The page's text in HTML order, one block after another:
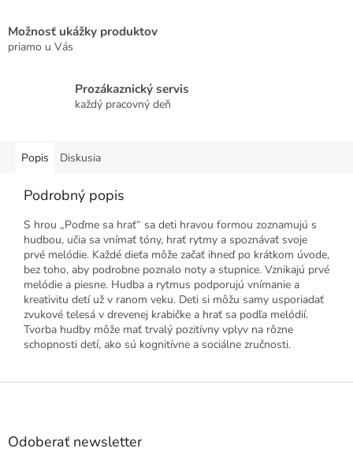
Možnosť ukážky produktov
priamo u Vás
Prozákaznický servis
každý pracovný deň
Popis Diskusia
Podrobný popis
S hrou „Poďme sa hrať“ sa deti hravou formou zoznamujú s
hudbou, učia sa vnímať tóny, hrať rytmy a spoznávať svoje
prvé melódie. Každé dieťa môže začať ihneď po krátkom úvode,
bez toho, aby podrobne poznalo noty a stupnice. Vznikajú prvé
melódie a piesne. Hudba a rytmus podporujú vnímanie a
kreativitu detí už v ranom veku. Deti si môžu samy usporiadať
zvukové telesá v drevenej krabičke a hrať sa podľa melódií.
Tvorba hudby môže mať trvalý pozitívny vplyv na rôzne
schopnosti detí, ako sú kognitívne a sociálne zručnosti.
Z
Odoberať newsletter